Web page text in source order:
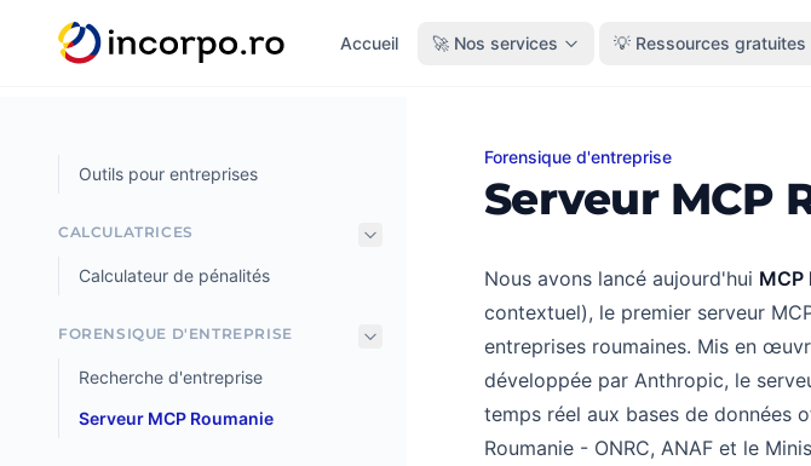
principal
Accueil 🚀 Nos services 💡 Ressources gratuites
Outils pour entreprises
CALCULATRICES
Calculateur de pénalités
FORENSIQUE D'ENTREPRISE
Recherche d'entreprise
Serveur MCP Roumanie
Serveur MCP Roumanie
Forensique d'entreprise
Serveur MCP
Nous avons lancé aujourd'hui MCP
contextuel), le premier serveur
entreprises roumaines. Mis en
développée par Anthropic, le
temps réel aux bases de données
Roumanie - ONRC, ANAF et le